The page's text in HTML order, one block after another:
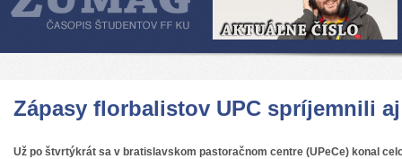
Zápasy florbalistov UPC spríjemnili
Už po štvrtýkrát sa v bratislavskom pastoračnom centre (UPeCe) konal